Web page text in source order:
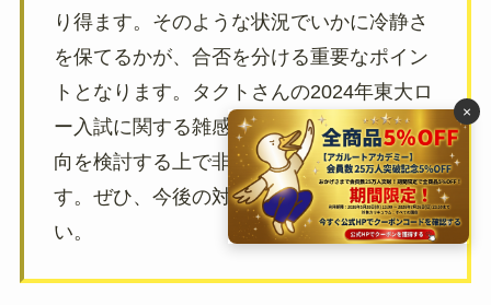
×
り得ます。そのような状況でいかに冷静さ
を保てるかが、合否を分ける重要なポイン
トとなります。タクトさんの2024年東大ロ
ー入試に関する雑感は、来年以降の出題傾
向を検討する上で非常に参考になる内容で
す。ぜひ、今後の対策に役立ててくださ
い。